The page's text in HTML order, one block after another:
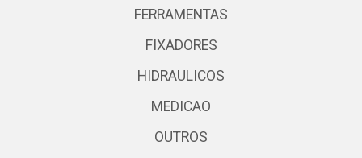
FERRAMENTAS
FIXADORES
HIDRAULICOS
MEDICAO
OUTROS